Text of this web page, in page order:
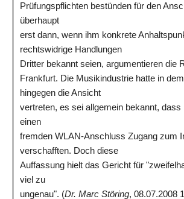
Prüfungspflichten bestünden für den
überhaupt
erst dann, wenn ihm konkrete
rechtswidrige Handlungen
Dritter bekannt seien, argumentieren die
Frankfurt. Die Musikindustrie hatte in
hingegen die Ansicht
vertreten, es sei allgemein bekannt,
einen
fremden WLAN-Anschluss Zugang zum
verschafften. Doch diese
Auffassung hielt das Gericht für
viel zu
ungenau". (Dr. Marc Störing, 08.07.2008